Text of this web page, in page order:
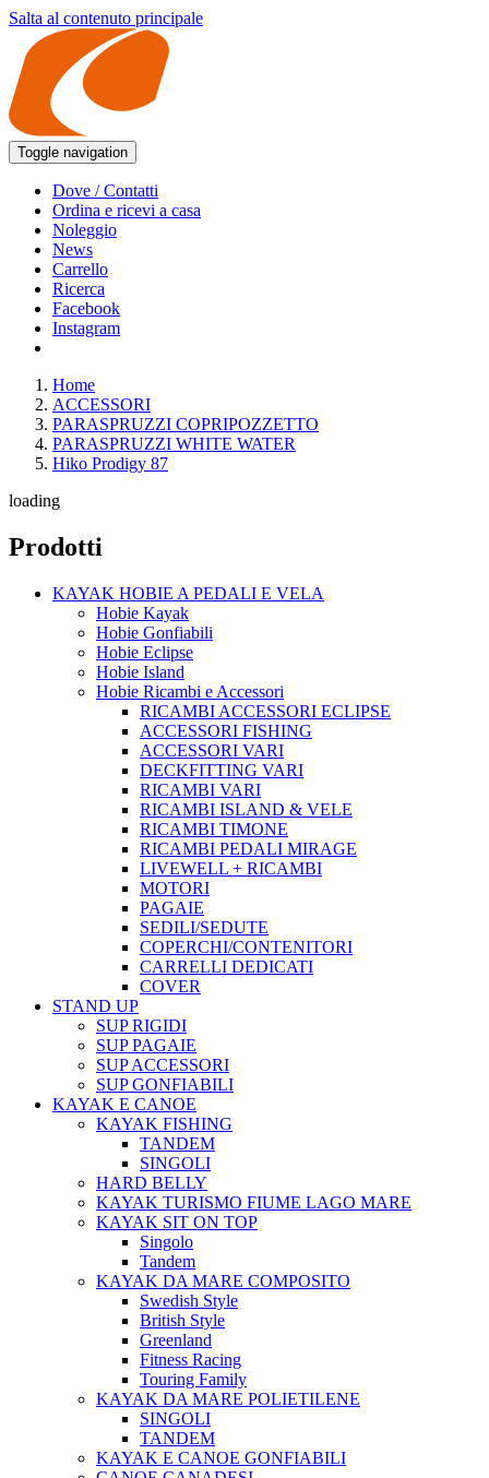
Salta al contenuto principale
Toggle navigation
Dove / Contatti
Ordina e ricevi a casa
Noleggio
News
Carrello
Ricerca
Facebook
Instagram
Home
ACCESSORI
PARASPRUZZI COPRIPOZZETTO
PARASPRUZZI WHITE WATER
Hiko Prodigy 87
loading
Prodotti
KAYAK HOBIE A PEDALI E VELA
Hobie Kayak
Hobie Gonfiabili
Hobie Eclipse
Hobie Island
Hobie Ricambi e Accessori
RICAMBI ACCESSORI ECLIPSE
ACCESSORI FISHING
ACCESSORI VARI
DECKFITTING VARI
RICAMBI VARI
RICAMBI ISLAND & VELE
RICAMBI TIMONE
RICAMBI PEDALI MIRAGE
LIVEWELL + RICAMBI
MOTORI
PAGAIE
SEDILI/SEDUTE
COPERCHI/CONTENITORI
CARRELLI DEDICATI
COVER
STAND UP
SUP RIGIDI
SUP PAGAIE
SUP ACCESSORI
SUP GONFIABILI
KAYAK E CANOE
KAYAK FISHING
TANDEM
SINGOLI
HARD BELLY
KAYAK TURISMO FIUME LAGO MARE
KAYAK SIT ON TOP
Singolo
Tandem
KAYAK DA MARE COMPOSITO
Swedish Style
British Style
Greenland
Fitness Racing
Touring Family
KAYAK DA MARE POLIETILENE
SINGOLI
TANDEM
KAYAK E CANOE GONFIABILI